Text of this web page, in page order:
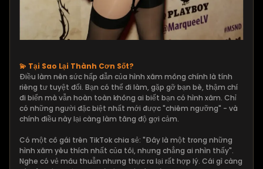
💫 Tại Sao Lại Thành Cơn Sốt?
Điều làm nên sức hấp dẫn của hình xăm mông chính là tính
riêng tư tuyệt đối. Bạn có thể đi làm, gặp gỡ bạn bè, thậm chí
đi biển mà vẫn hoàn toàn không ai biết bạn có hình xăm. Chỉ
có những người đặc biệt nhất mới được "chiêm ngưỡng" - và
chính điều này lại càng làm tăng độ gợi cảm.
Có một cô gái trên TikTok chia sẻ: "Đây là một trong những
hình xăm yêu thích nhất của tôi, nhưng chẳng ai nhìn thấy".
Nghe có vẻ mâu thuẫn nhưng thực ra lại rất hợp lý. Cái gì càng